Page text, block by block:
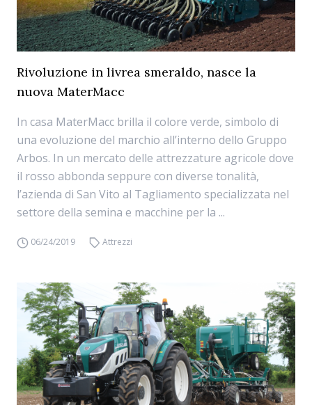
Rivoluzione in livrea smeraldo, nasce la
nuova MaterMacc
In casa MaterMacc brilla il colore verde, simbolo di
una evoluzione del marchio all’interno dello Gruppo
Arbos. In un mercato delle attrezzature agricole dove
il rosso abbonda seppure con diverse tonalità,
l’azienda di San Vito al Tagliamento specializzata nel
settore della semina e macchine per la ...
06/24/2019 Attrezzi